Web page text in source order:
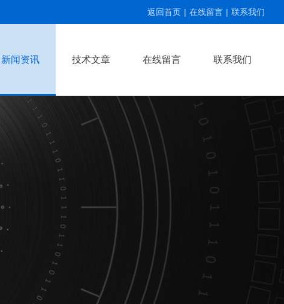
返回首页 | 在线留言 | 联系我们
新闻资讯 技术文章 在线留言 联系我们